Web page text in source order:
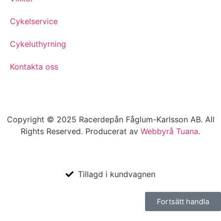
Cykelservice
Cykeluthyrning
Kontakta oss
Copyright © 2025 Racerdepån Fåglum-Karlsson AB. All
Rights Reserved. Producerat av Webbyrå Tuana.​
Tillagd i kundvagnen
Fortsätt handla